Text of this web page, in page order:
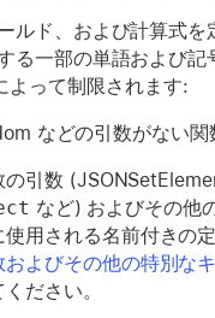
ルド、および計算式を
る一部の単語および記
よって制限されます:
などの引数がない関
の引数
など) およびその他
使用される名前付きの
よびその他の特別な
ださい。